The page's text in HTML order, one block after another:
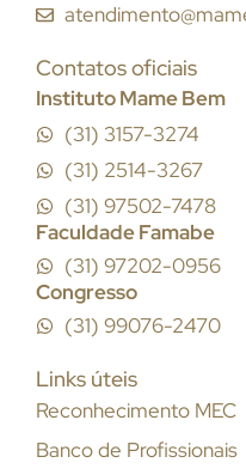
Contatos oficiais
Instituto Mame Bem
(31) 3157-3274
(31) 2514-3267
(31) 97502-7478
Faculdade Famabe
(31) 97202-0956
Congresso
(31) 99076-2470
Links úteis
Reconhecimento MEC
Banco de Profissionais